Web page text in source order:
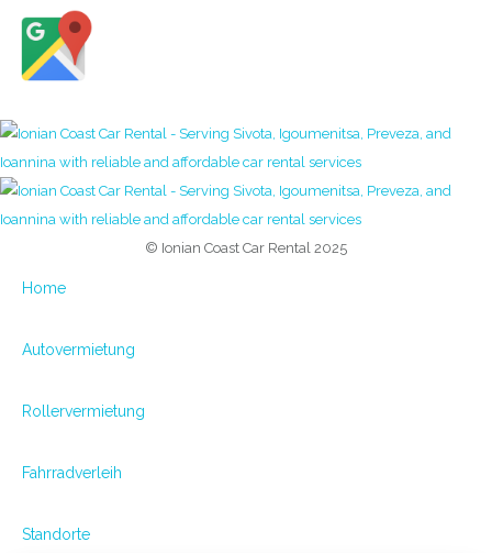
© Ionian Coast Car Rental 2025
Home
Autovermietung
Rollervermietung
Fahrradverleih
Standorte